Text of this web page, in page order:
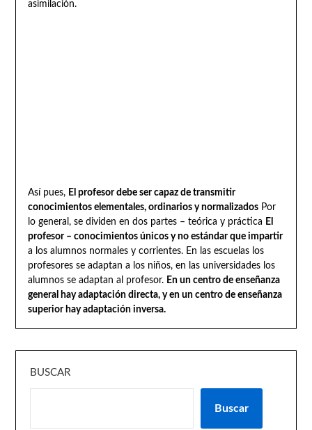
asimilación.
Así pues, El profesor debe ser capaz de transmitir
conocimientos elementales, ordinarios y normalizadosPor
lo general, se dividen en dos partes – teórica y práctica El
profesor – conocimientos únicos y no estándar que impartir
a los alumnos normales y corrientes. En las escuelas los
profesores se adaptan a los niños, en las universidades los
alumnos se adaptan al profesor. En un centro de enseñanza
general hay adaptación directa, y en un centro de enseñanza
superior hay adaptación inversa.
BUSCAR
Buscar